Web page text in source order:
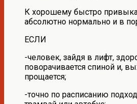
К хорошему быстро
абсолютно нормально и в
ЕСЛИ
-человек, зайдя в лифт,
поворачивается спиной и,
прощается;
-точно по расписанию